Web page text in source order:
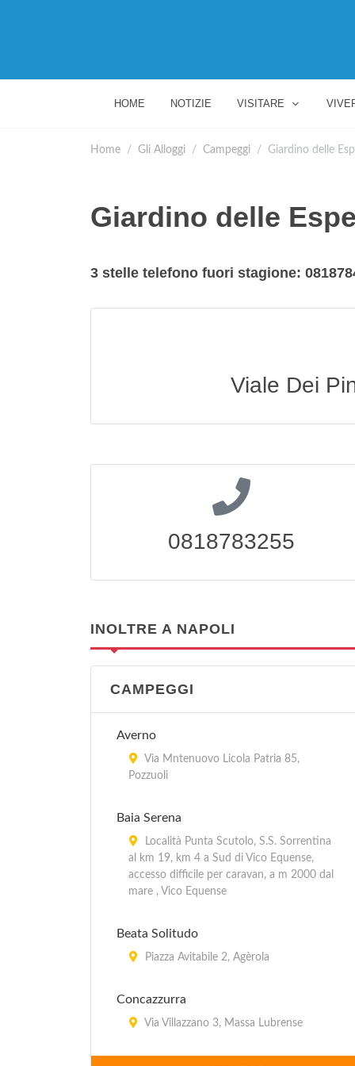
HOME NOTIZIE VISITARE
Home Gli Alloggi Campeggi Giardino delle
Giardino delle
3 stelle telefono fuori stagione:
Viale Dei
0818783255
INOLTRE A NAPOLI
CAMPEGGI
Averno
Via Mntenuovo Licola Patria 85,
Pozzuoli
Baia Serena
Località Punta Scutolo, S.S. Sorrentina
al km 19, km 4 a Sud di Vico Equense,
accesso difficile per caravan, a m 2000 dal
mare , Vico Equense
Beata Solitudo
Piazza Avitabile 2, Agèrola
Concazzurra
Via Villazzano 3, Massa Lubrense